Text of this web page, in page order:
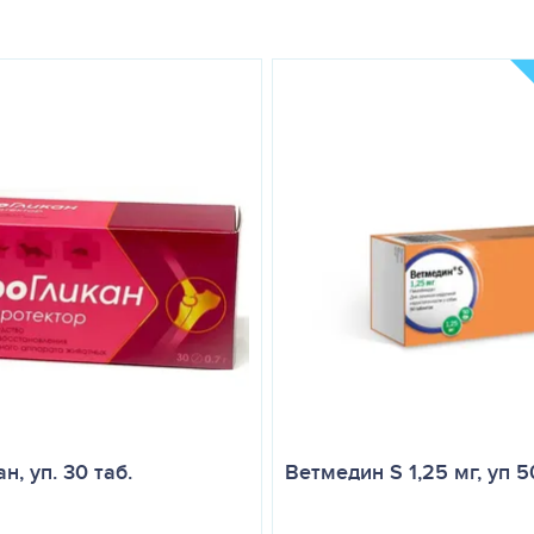
и болеутоляющего препарата при
(артриты, артрозы, синовиты, вывихи), воспалительные
и количество таблеток на животное
20 мг 40 мг
уп. 30 таб. Ветмедин S 1,25 мг, уп